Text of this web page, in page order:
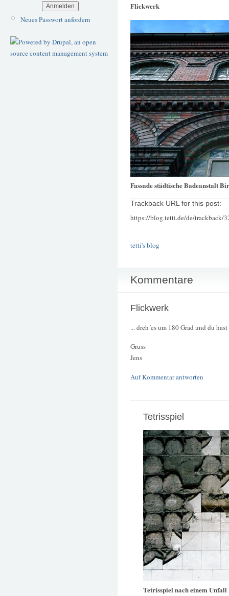
Neues Passwort anfordern
Flickwerk
Fassade städtische Badeanstalt
Trackback URL for this post:
https://blog.tetti.de/de/trackback/
tetti's blog
Kommentare
Flickwerk
... dreh´es um 180 Grad und du
Gruss
Jens
Auf Kommentar antworten
Tetrisspiel
Tetrisspiel nach einem Unfall